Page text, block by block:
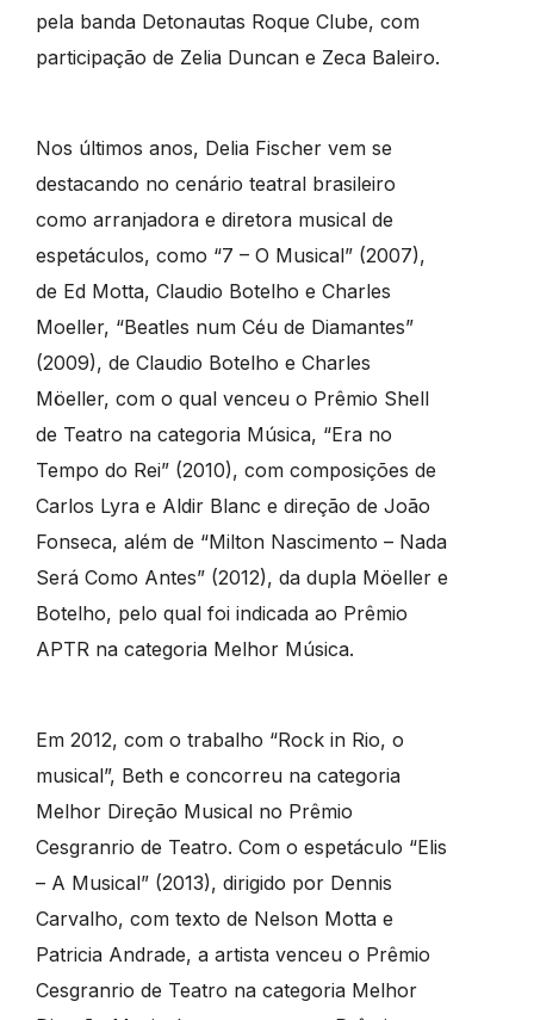
pela banda Detonautas Roque Clube, com
participação de Zelia Duncan e Zeca Baleiro.
Nos últimos anos, Delia Fischer vem se
destacando no cenário teatral brasileiro
como arranjadora e diretora musical de
espetáculos, como “7 – O Musical” (2007),
de Ed Motta, Claudio Botelho e Charles
Moeller, “Beatles num Céu de Diamantes”
(2009), de Claudio Botelho e Charles
Möeller, com o qual venceu o Prêmio Shell
de Teatro na categoria Música, “Era no
Tempo do Rei” (2010), com composições de
Carlos Lyra e Aldir Blanc e direção de João
Fonseca, além de “Milton Nascimento – Nada
Será Como Antes” (2012), da dupla Möeller e
Botelho, pelo qual foi indicada ao Prêmio
APTR na categoria Melhor Música.
Em 2012, com o trabalho “Rock in Rio, o
musical”, Beth e concorreu na categoria
Melhor Direção Musical no Prêmio
Cesgranrio de Teatro. Com o espetáculo “Elis
– A Musical” (2013), dirigido por Dennis
Carvalho, com texto de Nelson Motta e
Patricia Andrade, a artista venceu o Prêmio
Cesgranrio de Teatro na categoria Melhor